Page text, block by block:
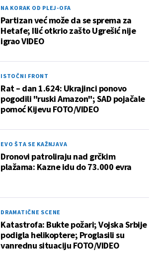
NA KORAK OD PLEJ-OFA
Partizan već može da se sprema za
Hetafe; Ilić otkrio zašto Ugrešić nije
igrao VIDEO
ISTOČNI FRONT
Rat – dan 1.624: Ukrajinci ponovo
pogodili "ruski Amazon"; SAD pojačale
pomoć Kijevu FOTO/VIDEO
EVO ŠTA SE KAŽNJAVA
Dronovi patroliraju nad grčkim
plažama: Kazne idu do 73.000 evra
DRAMATIČNE SCENE
Katastrofa: Bukte požari; Vojska Srbije
podigla helikoptere; Proglasili su
vanrednu situaciju FOTO/VIDEO